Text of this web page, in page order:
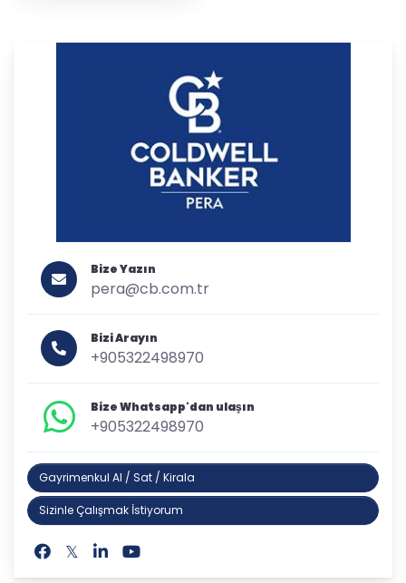
Bize Yazın
pera@cb.com.tr
Bizi Arayın
+905322498970
Bize Whatsapp'dan ulaşın
+905322498970
Gayrimenkul Al / Sat / Kirala
Sizinle Çalışmak İstiyorum